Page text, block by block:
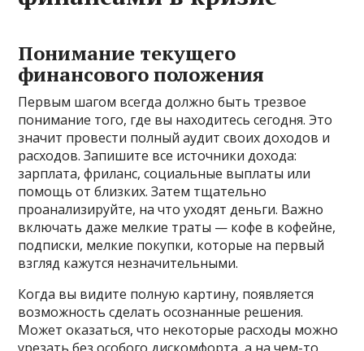
Понимание текущего
финансового положения
Первым шагом всегда должно быть трезвое
понимание того, где вы находитесь сегодня. Это
значит провести полный аудит своих доходов и
расходов. Запишите все источники дохода:
зарплата, фриланс, социальные выплаты или
помощь от близких. Затем тщательно
проанализируйте, на что уходят деньги. Важно
включать даже мелкие траты — кофе в кофейне,
подписки, мелкие покупки, которые на первый
взгляд кажутся незначительными.
Когда вы видите полную картину, появляется
возможность сделать осознанные решения.
Может оказаться, что некоторые расходы можно
урезать без особого дискомфорта, а на чем-то